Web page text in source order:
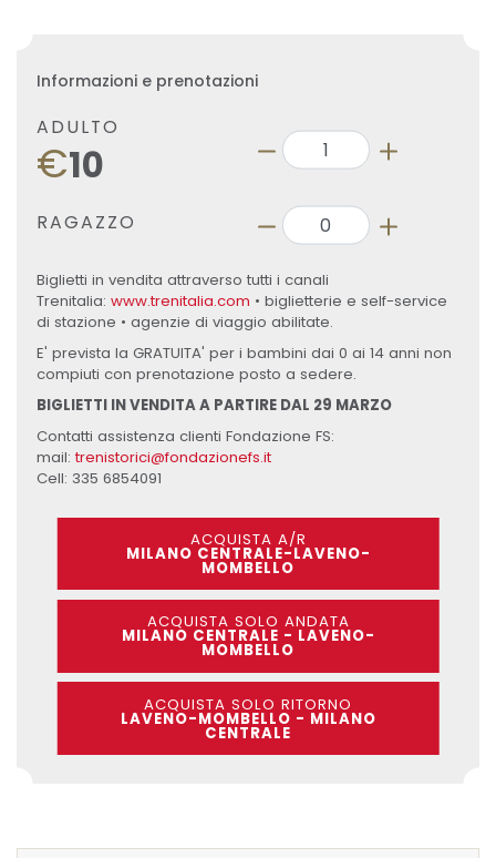
Informazioni e prenotazioni
ADULTO
€10
RAGAZZO
Biglietti in vendita attraverso tutti i canali
Trenitalia: www.trenitalia.com • biglietterie e self-service
di stazione • agenzie di viaggio abilitate.
E' prevista la GRATUITA' per i bambini dai 0 ai 14 anni non
compiuti con prenotazione posto a sedere.
BIGLIETTI IN VENDITA A PARTIRE DAL 29 MARZO
Contatti assistenza clienti Fondazione FS:
mail:trenistorici@fondazionefs.it
Cell: 335 6854091
ACQUISTA A/R
MILANO CENTRALE-LAVENO-
MOMBELLO
ACQUISTA SOLO ANDATA
MILANO CENTRALE - LAVENO-
MOMBELLO
ACQUISTA SOLO RITORNO
LAVENO-MOMBELLO - MILANO
CENTRALE